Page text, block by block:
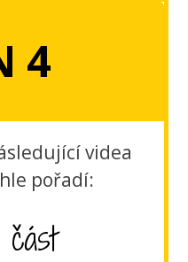
4
videa
pořadí: